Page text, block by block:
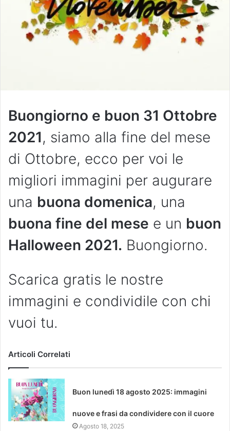
Buongiorno e buon 31 Ottobre
2021, siamo alla fine del mese
di Ottobre, ecco per voi le
migliori immagini per augurare
una buona domenica, una
buona fine del mese e un buon
Halloween 2021. Buongiorno.
Scarica gratis le nostre
immagini e condividile con chi
vuoi tu.
Articoli Correlati
Buon lunedì 18 agosto 2025: immagini
nuove e frasi da condividere con il cuore
Agosto 18, 2025